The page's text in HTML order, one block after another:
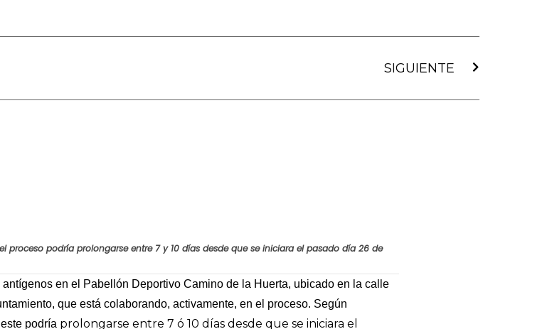
SIGUIENTE
proceso podría prolongarse entre 7 y 10 días desde que se iniciara el pasado día 26 de
en el Pabellón Deportivo Camino de la Huerta, ubicado en la calle
que está colaborando, activamente, en el proceso. Según
podría prolongarse entre 7 ó 10 días desde que se iniciara el